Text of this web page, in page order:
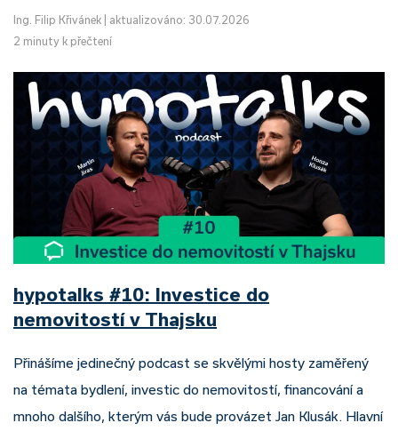
Ing. Filip Křivánek
aktualizováno: 30.07.2026
2 minuty k přečtení
hypotalks #10: Investice do
nemovitostí v Thajsku
Přinášíme jedinečný podcast se skvělými hosty zaměřený
na témata bydlení, investic do nemovitostí, financování a
mnoho dalšího, kterým vás bude provázet Jan Klusák. Hlavní